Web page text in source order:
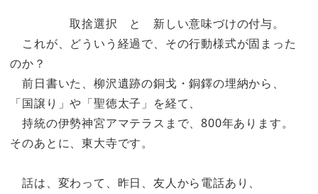
取捨選択 と 新しい意味づけの付与。
これが、どういう経過で、その行動様式が固まった
のか？
前日書いた、柳沢遺跡の銅戈・銅鐸の埋納から、
「国譲り」や「聖徳太子」を経て、
持統の伊勢神宮アマテラスまで、800年あります。
そのあとに、東大寺です。
話は、変わって、昨日、友人から電話あり、